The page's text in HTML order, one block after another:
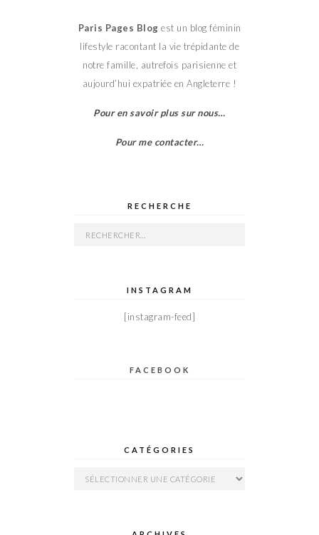
Paris Pages Blog est un blog féminin
lifestyle racontant la vie trépidante de
notre famille, autrefois parisienne et
aujourd’hui expatriée en Angleterre !
Pour en savoir plus sur nous…
Pour me contacter…
RECHERCHE
Rechercher :
INSTAGRAM
[instagram-feed]
FACEBOOK
CATÉGORIES
Catégories